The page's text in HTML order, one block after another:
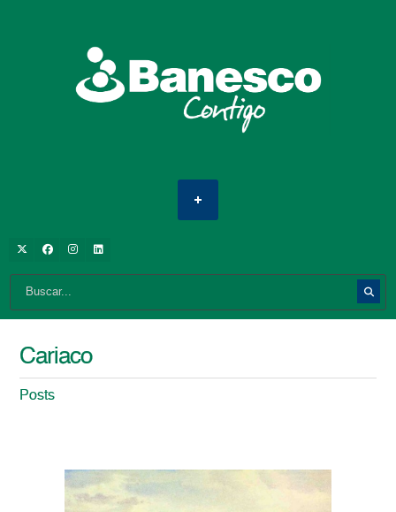
Cariaco
Posts